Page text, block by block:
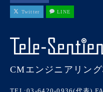
Twitter LINE
CMエンジニアリン